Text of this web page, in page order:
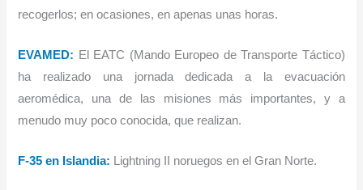
recogerlos; en ocasiones, en apenas unas horas.
EVAMED: El EATC (Mando Europeo de Transporte Táctico)
ha realizado una jornada dedicada a la evacuación
aeromédica, una de las misiones más importantes, y a
menudo muy poco conocida, que realizan.
F-35 en Islandia: Lightning II noruegos en el Gran Norte.